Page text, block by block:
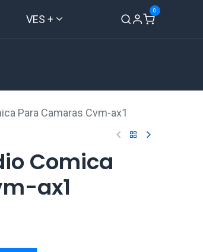
VES +
0
Para Camaras Cvm-ax1
Comica
ax1